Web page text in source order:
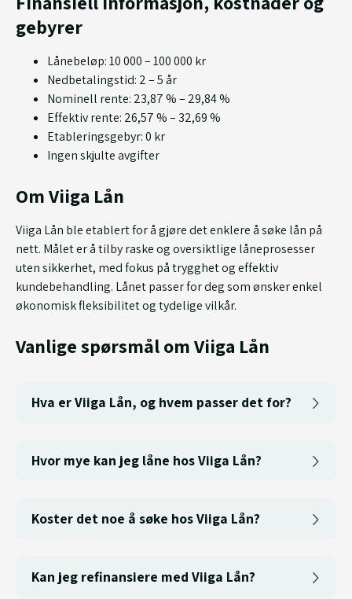
gebyrer
Lånebeløp: 10 000 – 100 000 kr
Nedbetalingstid: 2 – 5 år
Nominell rente: 23,87 % – 29,84 %
Effektiv rente: 26,57 % – 32,69 %
Etableringsgebyr: 0 kr
Ingen skjulte avgifter
Om Viiga Lån
Viiga Lån ble etablert for å gjøre det enklere å søke lån på
nett. Målet er å tilby raske og oversiktlige låneprosesser
uten sikkerhet, med fokus på trygghet og effektiv
kundebehandling. Lånet passer for deg som ønsker enkel
økonomisk fleksibilitet og tydelige vilkår.
Vanlige spørsmål om Viiga Lån
Hva er Viiga Lån, og hvem passer det for?
Hvor mye kan jeg låne hos Viiga Lån?
Koster det noe å søke hos Viiga Lån?
Kan jeg refinansiere med Viiga Lån?